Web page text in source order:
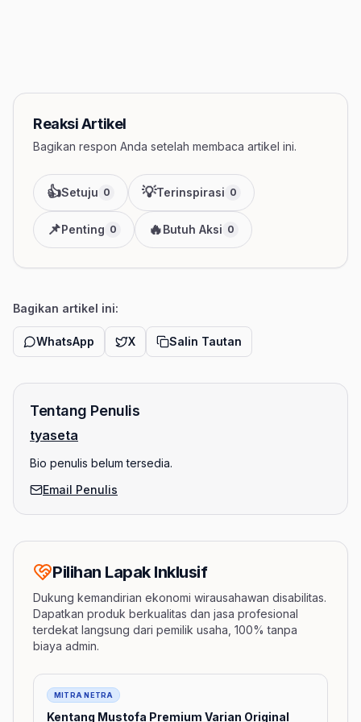
Reaksi Artikel
Bagikan respon Anda setelah membaca artikel ini.
👍Setuju 0 💡Terinspirasi 0
📌Penting 0 🔥Butuh Aksi 0
Bagikan artikel ini:
WhatsApp X Salin Tautan
Tentang Penulis
tyaseta
Bio penulis belum tersedia.
Email Penulis
Pilihan Lapak Inklusif
Dukung kemandirian ekonomi wirausahawan disabilitas.
Dapatkan produk berkualitas dan jasa profesional
terdekat langsung dari pemilik usaha, 100% tanpa
biaya admin.
Barang
MITRA NETRA
Kentang Mustofa Premium Varian Original